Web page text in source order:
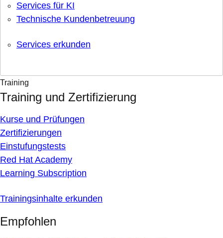
Services für KI
Technische Kundenbetreuung
Services erkunden
Training
Training und Zertifizierung
Kurse und Prüfungen
Zertifizierungen
Einstufungstests
Red Hat Academy
Learning Subscription
Trainingsinhalte erkunden
Empfohlen